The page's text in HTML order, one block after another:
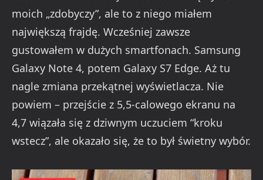
moich „zdobyczy”, ale to z niego miałem
największą frajdę. Wcześniej zawsze
gustowałem w dużych smartfonach. Samsung
Galaxy Note 4, potem Galaxy S7 Edge. Aż tu
nagle zmiana przekątnej wyświetlacza. Nie
powiem – przejście z 5,5-calowego ekranu na
4,7 wiązała się z dziwnym uczuciem “kroku
wstecz”, ale okazało się, że to był świetny wybór.